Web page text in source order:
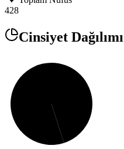
428
Cinsiyet Dağılımı